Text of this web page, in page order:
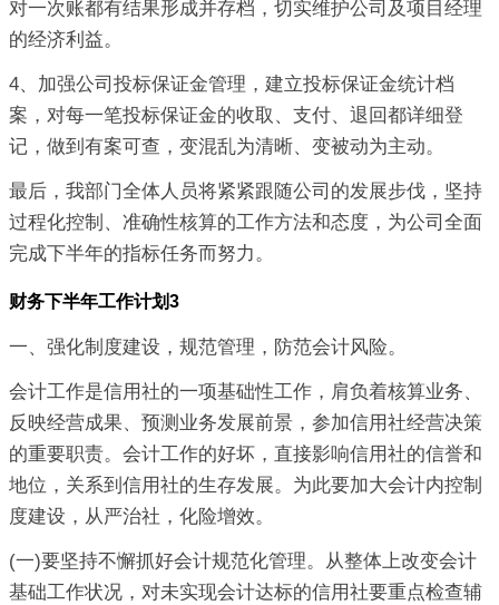
对一次账都有结果形成并存档，切实维护公司及项目经理
的经济利益。
4、加强公司投标保证金管理，建立投标保证金统计档
案，对每一笔投标保证金的收取、支付、退回都详细登
记，做到有案可查，变混乱为清晰、变被动为主动。
最后，我部门全体人员将紧紧跟随公司的发展步伐，坚持
过程化控制、准确性核算的工作方法和态度，为公司全面
完成下半年的指标任务而努力。
财务下半年工作计划3
一、强化制度建设，规范管理，防范会计风险。
会计工作是信用社的一项基础性工作，肩负着核算业务、
反映经营成果、预测业务发展前景，参加信用社经营决策
的重要职责。会计工作的好坏，直接影响信用社的信誉和
地位，关系到信用社的生存发展。为此要加大会计内控制
度建设，从严治社，化险增效。
(一)要坚持不懈抓好会计规范化管理。从整体上改变会计
基础工作状况，对未实现会计达标的信用社要重点检查辅